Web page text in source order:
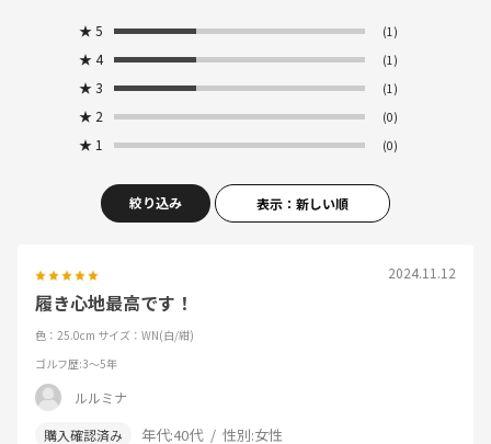
★ 5 (1)
★ 4 (1)
★ 3 (1)
★ 2 (0)
★ 1 (0)
絞り込み 表示：新しい順
2024.11.12
履き心地最高です！
色：25.0cm サイズ：WN(白/紺)
ゴルフ歴:3～5年
ルルミナ
年代:40代 性別:女性